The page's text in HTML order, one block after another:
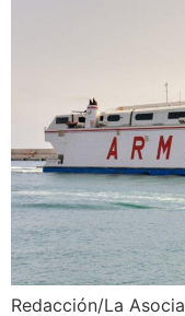
Redacción/La